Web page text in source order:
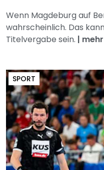
Wenn Magdeburg auf
wahrscheinlich. Das
Titelvergabe sein. | mehr
SPORT